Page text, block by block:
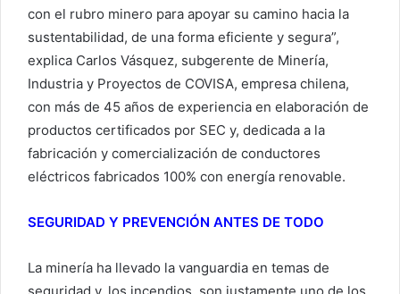
con el rubro minero para apoyar su camino hacia la
sustentabilidad, de una forma eficiente y segura”,
explica Carlos Vásquez, subgerente de Minería,
Industria y Proyectos de COVISA, empresa chilena,
con más de 45 años de experiencia en elaboración de
productos certificados por SEC y, dedicada a la
fabricación y comercialización de conductores
eléctricos fabricados 100% con energía renovable.
SEGURIDAD Y PREVENCIÓN ANTES DE TODO
La minería ha llevado la vanguardia en temas de
seguridad y, los incendios, son justamente uno de los